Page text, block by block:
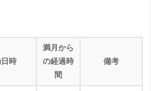
時
満月から
の経過時
間
備考